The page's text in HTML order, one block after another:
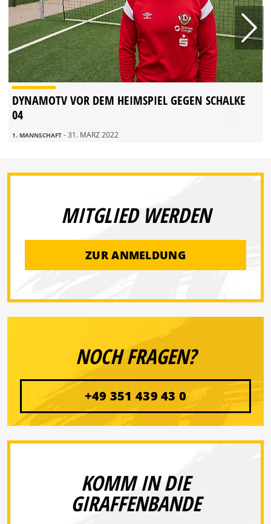
DYNAMOTV VOR DEM HEIMSPIEL GEGEN SCHALKE
04
1. MANNSCHAFT - 31. MÄRZ 2022
MITGLIED WERDEN
ZUR ANMELDUNG
NOCH FRAGEN?
+49 351 439 43 0
KOMM IN DIE
GIRAFFENBANDE